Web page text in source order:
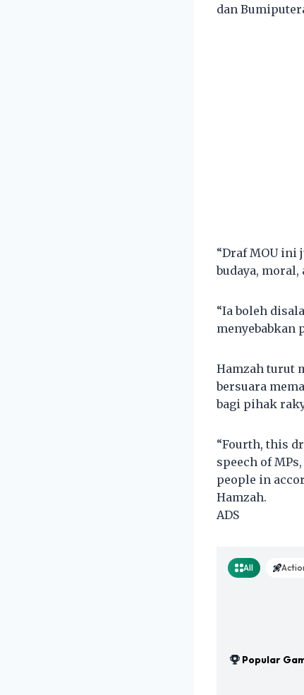
dan
“Draf MOU ini
budaya, moral,
“Ia boleh
menyebabkan
Hamzah turut
bersuara
bagi pihak
“Fourth, this
speech of
people in
Hamzah.
ADS